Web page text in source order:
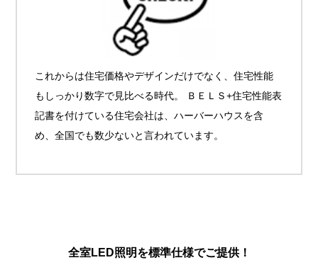
これからは住宅価格やデザインだけでなく、住宅性能
もしっかり数字で見比べる時代。 ＢＥＬＳ+住宅性能表
記書を付けている住宅会社は、ハーバーハウスを含
め、全国でも数少ないと言われています。
全室LED照明を標準仕様でご提供！